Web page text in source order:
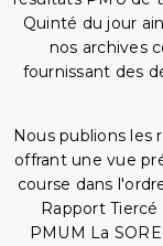
Quinté du jour
nos archives
fournissant des
Nous publions les
offrant une vue
course dans
Rapport
PMUM La